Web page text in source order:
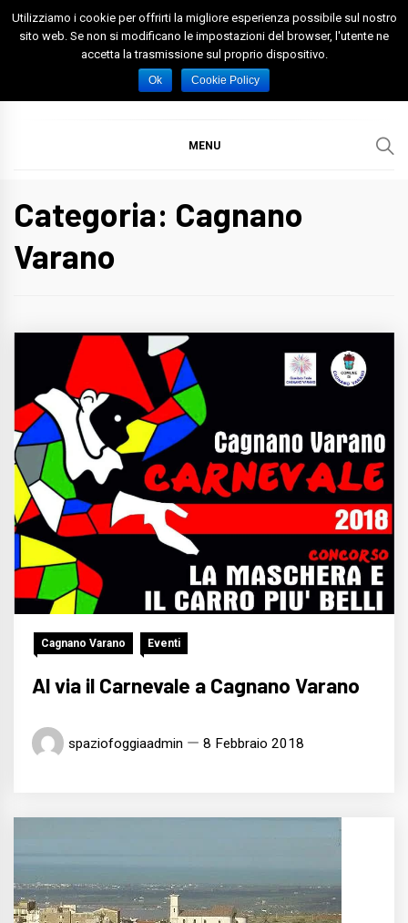
Skip
Spazio Foggia
Foggia News Calcio Eventi e Attività nella Capitanata
MENU
Categoria: Cagnano
Varano
Cagnano Varano Eventi
Al via il Carnevale a Cagnano Varano
spaziofoggiaadmin 8 Febbraio 2018
Utilizziamo i cookie per offrirti la migliore esperienza possibile sul nostro
sito web. Se non si modificano le impostazioni del browser, l'utente ne
accetta la trasmissione sul proprio dispositivo.
Ok Cookie Policy